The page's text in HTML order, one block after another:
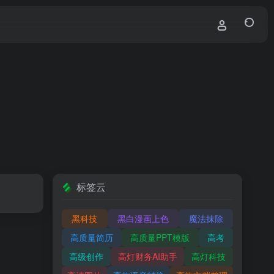
标签云
黑科技 黑白漫画上色
魔法抹除
高质量简历
高质量PPT模版
高考
高级创作
高灯财务AI助手
高灯科技